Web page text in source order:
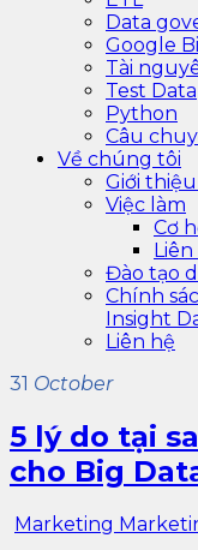
Data
Google
Tài
Test Data
Python
Câu
Về chúng tôi
Giới
Việc làm
Cơ
Đào tạo
Chính
Insight
Liên hệ
31 October
5 lý do tại
cho Big
Marketing